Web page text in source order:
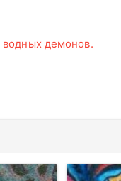
водных демонов.